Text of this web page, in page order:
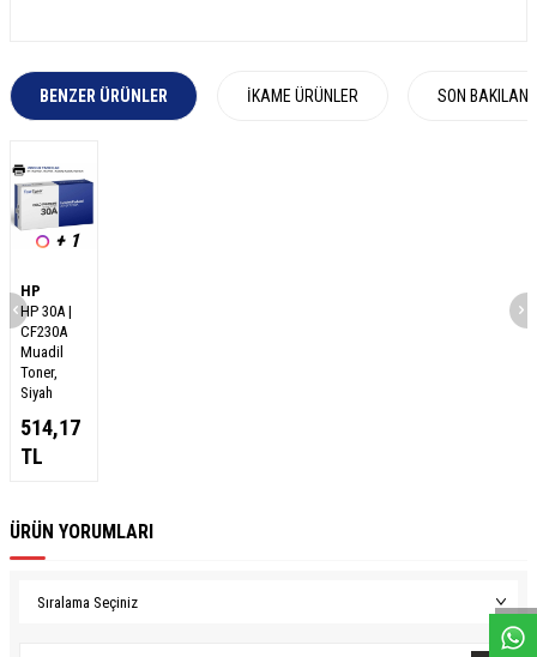
BENZER ÜRÜNLER İKAME ÜRÜNLER SON
+ 1
HP
HP 30A |
CF230A
Muadil
Toner,
Siyah
514,17
TL
ÜRÜN YORUMLARI